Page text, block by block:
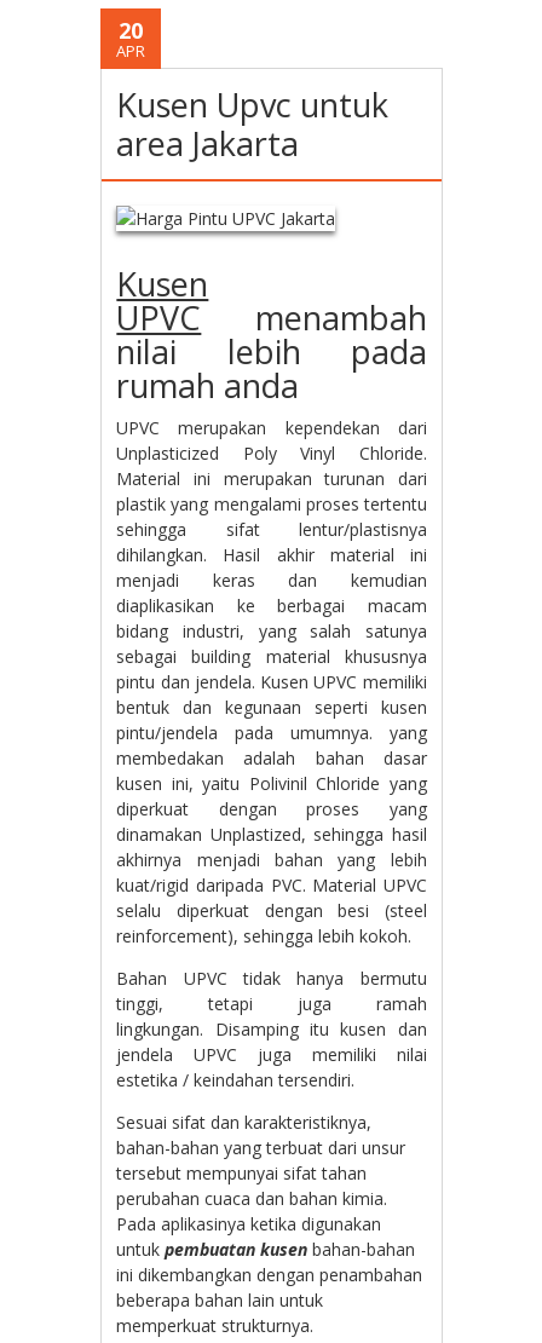
20
APR
Kusen Upvc untuk
area Jakarta
Kusen
UPVC menambah
nilai lebih pada
rumah anda
UPVC merupakan kependekan dari
Unplasticized Poly Vinyl Chloride.
Material ini merupakan turunan dari
plastik yang mengalami proses tertentu
sehingga sifat lentur/plastisnya
dihilangkan. Hasil akhir material ini
menjadi keras dan kemudian
diaplikasikan ke berbagai macam
bidang industri, yang salah satunya
sebagai building material khususnya
pintu dan jendela. Kusen UPVC memiliki
bentuk dan kegunaan seperti kusen
pintu/jendela pada umumnya. yang
membedakan adalah bahan dasar
kusen ini, yaitu Polivinil Chloride yang
diperkuat dengan proses yang
dinamakan Unplastized, sehingga hasil
akhirnya menjadi bahan yang lebih
kuat/rigid daripada PVC. Material UPVC
selalu diperkuat dengan besi (steel
reinforcement), sehingga lebih kokoh.
Bahan UPVC tidak hanya bermutu
tinggi, tetapi juga ramah
lingkungan. Disamping itu kusen dan
jendela UPVC juga memiliki nilai
estetika / keindahan tersendiri.
Sesuai sifat dan karakteristiknya,
bahan-bahan yang terbuat dari unsur
tersebut mempunyai sifat tahan
perubahan cuaca dan bahan kimia.
Pada aplikasinya ketika digunakan
untuk pembuatan kusen bahan-bahan
ini dikembangkan dengan penambahan
beberapa bahan lain untuk
memperkuat strukturnya.